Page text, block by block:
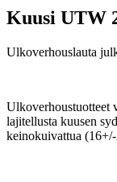
Kuusi UTW
Ulkoverhouslauta
Ulkoverhoustuotteet
lajitellusta kuusen
keinokuivattua